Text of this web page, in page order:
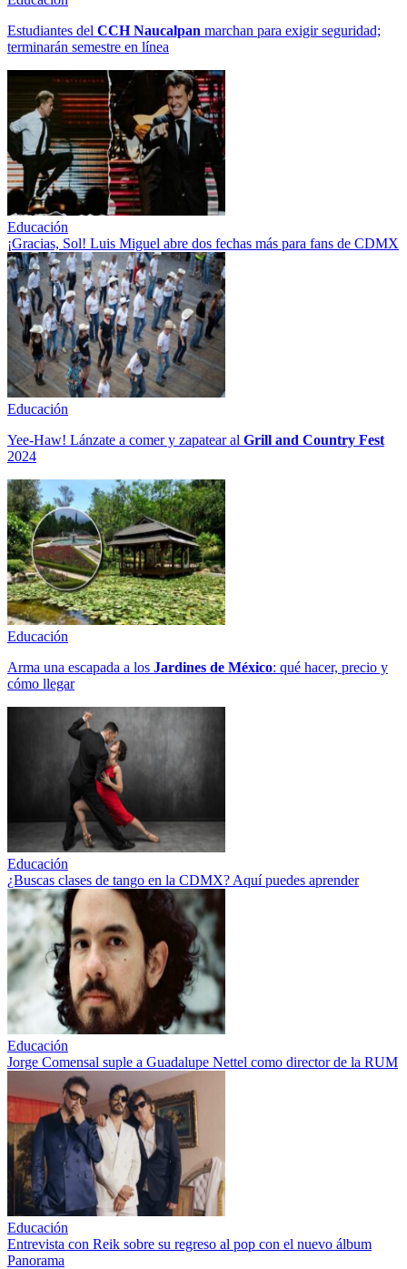
Estudiantes del CCH Naucalpan marchan para exigir seguridad;
terminarán semestre en línea
Educación
¡Gracias, Sol! Luis Miguel abre dos fechas más para fans de CDMX
Educación
Yee-Haw! Lánzate a comer y zapatear al Grill and Country Fest
2024
Educación
Arma una escapada a los Jardines de México: qué hacer, precio y
cómo llegar
Educación
¿Buscas clases de tango en la CDMX? Aquí puedes aprender
Educación
Jorge Comensal suple a Guadalupe Nettel como director de la RUM
Educación
Entrevista con Reik sobre su regreso al pop con el nuevo álbum
Panorama